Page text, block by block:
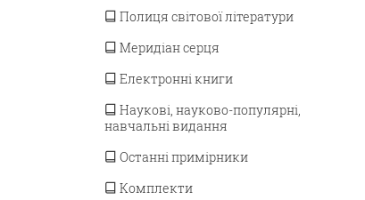
Полиця світової літератури
Меридіан серця
Електронні книги
Наукові, науково-популярні,
навчальні видання
Останні примірники
Комплекти